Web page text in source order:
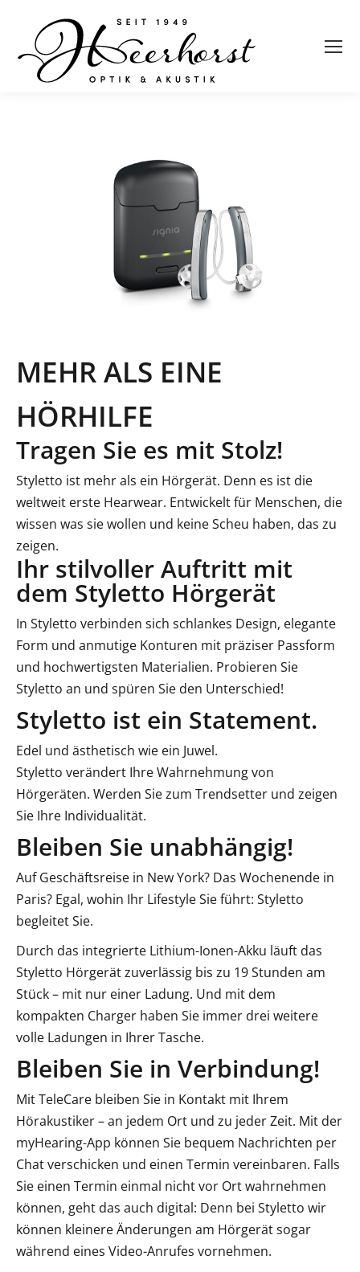
MEHR ALS EINE
HÖRHILFE
Tragen Sie es mit Stolz!
Styletto ist mehr als ein Hörgerät. Denn es ist die
weltweit erste Hearwear. Entwickelt für Menschen, die
wissen was sie wollen und keine Scheu haben, das zu
zeigen.
Ihr stilvoller Auftritt mit
dem Styletto Hörgerät
In Styletto verbinden sich schlankes Design, elegante
Form und anmutige Konturen mit präziser Passform
und hochwertigsten Materialien. Probieren Sie
Styletto an und spüren Sie den Unterschied!
Styletto ist ein Statement.
Edel und ästhetisch wie ein Juwel.
Styletto verändert Ihre Wahrnehmung von
Hörgeräten. Werden Sie zum Trendsetter und zeigen
Sie Ihre Individualität.
Bleiben Sie unabhängig!
Auf Geschäftsreise in New York? Das Wochenende in
Paris? Egal, wohin Ihr Lifestyle Sie führt: Styletto
begleitet Sie.
Durch das integrierte Lithium-Ionen-Akku läuft das
Styletto Hörgerät zuverlässig bis zu 19 Stunden am
Stück – mit nur einer Ladung. Und mit dem
kompakten Charger haben Sie immer drei weitere
volle Ladungen in Ihrer Tasche.
Bleiben Sie in Verbindung!
Mit TeleCare bleiben Sie in Kontakt mit Ihrem
Hörakustiker – an jedem Ort und zu jeder Zeit. Mit der
myHearing-App können Sie bequem Nachrichten per
Chat verschicken und einen Termin vereinbaren. Falls
Sie einen Termin einmal nicht vor Ort wahrnehmen
können, geht das auch digital: Denn bei Styletto wir
können kleinere Änderungen am Hörgerät sogar
während eines Video-Anrufes vornehmen.